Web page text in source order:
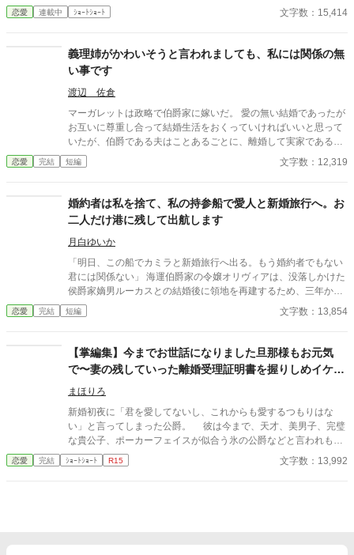
という理由で。 結婚式は、世界中から招待客を呼んでいるため、
国王陛下は、弟のセドリックとビアンカを目合わすことにするの
恋愛 連載中 ｼｮｰﾄｼｮｰﾄ 文字数：15,414
義理姉がかわいそうと言われましても、私には関係の無
い事です
渡辺 佐倉
マーガレットは政略で伯爵家に嫁いだ。 愛の無い結婚であったが
お互いに尊重し合って結婚生活をおくっていければいいと思って
いたが、伯爵である夫はことあるごとに、離婚して実家である伯
爵家に帰ってきているマーガレットにとっての義姉達を優先ばか
りする。 そんな生活に耐えかねたマーガレットは… 結末は見方に
す。
恋愛 完結 短編 文字数：12,319
婚約者は私を捨て、私の持参船で愛人と新婚旅行へ。お
二人だけ港に残して出航します
月白ゆいか
「明日、この船でカミラと新婚旅行へ出る。もう婚約者でもない
君には関係ない」 海運伯爵家の令嬢オリヴィアは、没落しかけた
侯爵家嫡男ルーカスとの結婚後に領地を再建するため、三年かけ
て持参船〈暁の鴎〉号を準備してきた。 船員をそろえ、航路を整
え、翌朝には嵐で被害を受けた島々へ出航する予定だった。船倉
まれている。 ところが出航前日、港へ着いたオリヴィアが見たの
は、船から降ろされる救援物資と、代わりに積み込まれる衣装
箱、酒樽、鏡台、長椅子だった。 船上にはルーカスと、その愛人
カミラがいる。 ルーカスはオリヴィアとの婚約を一方的に解消
し、カミラとの婚礼と新婚旅行、さらに自分の私的事業へ〈暁の
鴎〉号を使うと告げた。 「この毛布、少し獣臭いのですもの」 カ
ミラも救援物資を邪魔扱いし、自分の衣装と家具を優先する。 け
れどルーカスは、大切な二つの事実を軽んじていた。 〈暁の鴎〉
号は、結婚が成立するまではオリヴィアの所有物。そして船員た
恋愛 完結 短編 文字数：13,854
【掌編集】今までお世話になりました旦那様もお元気
で〜妻の残していった離婚受理証明書を握りしめイケメ
ン公爵は涙と鼻水を垂らす
まほりろ
新婚初夜に「君を愛してないし、これからも愛するつもりはな
い」と言ってしまった公爵。 彼は今まで、天才、美男子、完璧
な貴公子、ポーカーフェイスが似合う氷の公爵などと言われもて
はやされてきた。 しかし新婚初夜に暴言を吐いた女性が、初恋
の人で、命の恩人で、伝説の聖女で、妖精の愛し子であったこと
恋愛 完結 ｼｮｰﾄｼｮｰﾄ R15 文字数：13,992